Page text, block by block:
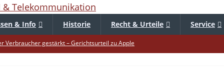
& Info Historie Recht & Urteile Service
Verbraucher gestärkt – Gerichtsurteil zu Apple